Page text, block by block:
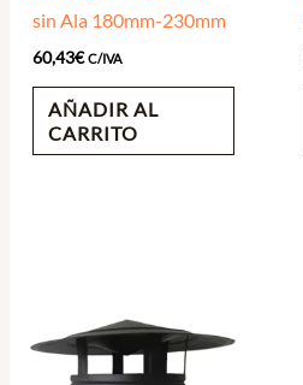
sin Ala 180mm-230mm
60,43€ C/IVA
AÑADIR AL
CARRITO